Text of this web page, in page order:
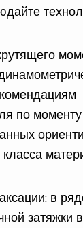
по
в
затяжки